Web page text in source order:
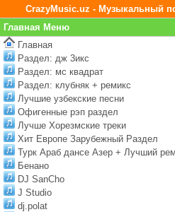
CrazyMusic.uz - Музыкальный
Главная Меню
Главная
Раздел: дж 3икс
Раздел: мс квадрат
Раздел: клубняк + ремикс
Лучшие узбекские песни
Офигенные рэп раздел
Лучше Хорезмские треки
Хит Европе Зарубежный Раздел
Турк Араб дансе Азер + Лучший
Бенано
DJ SanCho
J Studio
dj.polat